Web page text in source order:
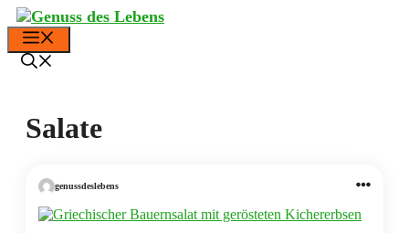
Zum
Inhalt
springen
Salate
genussdeslebens